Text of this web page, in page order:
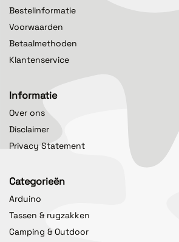
Bestelinformatie
Voorwaarden
Betaalmethoden
Klantenservice
Informatie
Over ons
Disclaimer
Privacy Statement
Categorieën
Arduino
Tassen & rugzakken
Camping & Outdoor